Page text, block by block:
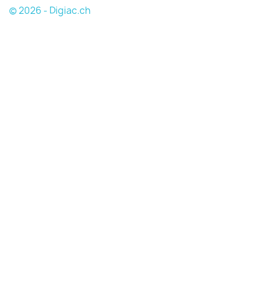
© 2026 - Digiac.ch